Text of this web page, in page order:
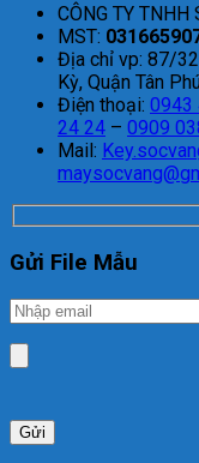
CÔNG TY TNHH
MST:
Địa chỉ vp: 87/
Kỳ, Quận Tân
Điện thoại: 0943
24 24 – 0909
Mail:
Gửi File Mẫu